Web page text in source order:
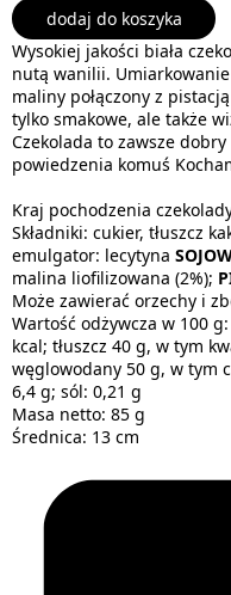
dodaj do koszyka
Wysokiej jakości biała
nutą wanilii. Umiarkowanie
maliny połączony z
tylko smakowe, ale także
Czekolada to zawsze
powiedzenia komuś
Kraj pochodzenia
Składniki: cukier, tłuszcz
emulgator: lecytyna
malina liofilizowana (2%);
Może zawierać orzechy i
Wartość odżywcza w 100
kcal; tłuszcz 40 g, w tym
węglowodany 50 g, w tym
6,4 g; sól: 0,21 g
Masa netto: 85 g
Średnica: 13 cm